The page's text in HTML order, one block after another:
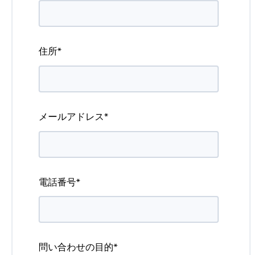
住所*
メールアドレス*
電話番号*
問い合わせの目的*